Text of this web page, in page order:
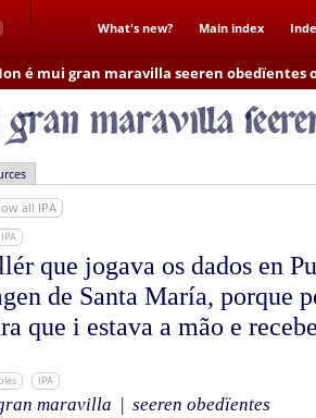
What's new? Main index
é mui gran maravilla seeren obedïentes
all IPA
IPA
que jogava os dados en
de Santa María, porque
que i estava a mão e
IPA
maravilla | seeren obedïentes